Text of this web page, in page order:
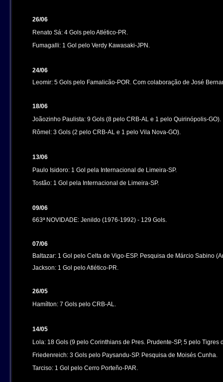
26/06
Renato Sá: 4 Gols pelo Atlético-PR.
Fumagalli: 1 Gol pelo Verdy Kawasaki-JPN.
24/06
Leomir: 5 Gols pelo Famalicão-POR. Com colaboração de José
18/06
Joãozinho Paulista: 9 Gols (8 pelo CRB-AL e 1 pelo Quirinópolis-GO).
Rômel: 3 Gols (2 pelo CRB-AL e 1 pelo Vila Nova-GO).
13/06
Paulo Isidoro: 1 Gol pela Internacional de Limeira-SP.
Tostão: 1 Gol pela Internacional de Limeira-SP.
09/06
663ª NOVIDADE: Jenildo (1976-1992) - 129 Gols.
07/06
Baltazar: 1 Gol pelo Celta de Vigo-ESP. Pesquisa de Márcio Sabino
Jackson: 1 Gol pelo Atlético-PR.
26/05
Hamílton: 7 Gols pelo CRB-AL.
14/05
Lola: 18 Gols (9 pelo Corinthians de Pres. Prudente-SP, 5 pelo Tigres
Friedenreich: 3 Gols pelo Paysandu-SP. Pesquisa de Moisés Cunha.
Tarciso: 1 Gol pelo Cerro Porteño-PAR.